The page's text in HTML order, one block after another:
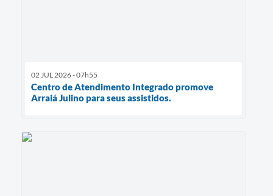
02 JUL 2026 - 07h55
Centro de Atendimento Integrado promove
Arraiá Julino para seus assistidos.